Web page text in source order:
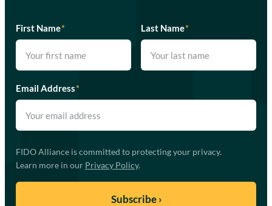
First Name* Last Name*
Email Address*
FIDO Alliance is committed to protecting your privacy.
Learn more in our Privacy Policy.